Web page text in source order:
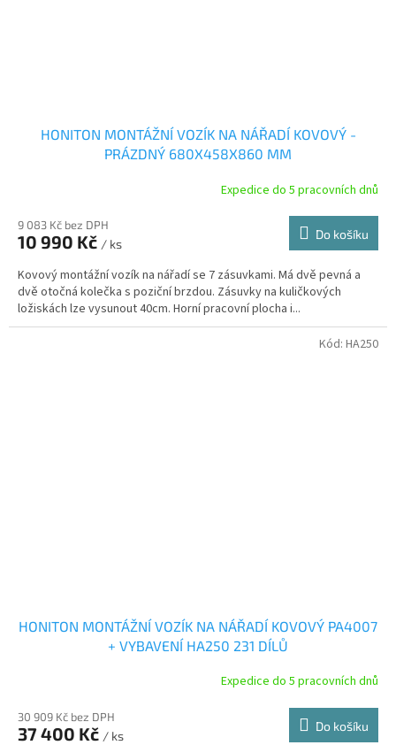
HONITON MONTÁŽNÍ VOZÍK NA NÁŘADÍ KOVOVÝ -
PRÁZDNÝ 680X458X860 MM
Expedice do 5 pracovních dnů
9 083 Kč bez DPH
10 990 Kč / ks
Do košíku
Kovový montážní vozík na nářadí se 7 zásuvkami. Má dvě pevná a
dvě otočná kolečka s poziční brzdou. Zásuvky na kuličkových
ložiskách lze vysunout 40cm. Horní pracovní plocha i...
HONITON MONTÁŽNÍ VOZÍK NA NÁŘADÍ KOVOVÝ PA4007
+ VYBAVENÍ HA250 231 DÍLŮ
Expedice do 5 pracovních dnů
30 909 Kč bez DPH
37 400 Kč / ks
Do košíku
Kód: HA250